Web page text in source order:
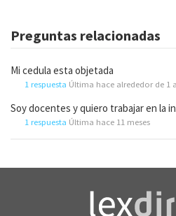
Preguntas relacionadas
Mi cedula esta objetada
1 respuesta Última hace alrededor de 1
Soy docentes y quiero trabajar en la
1 respuesta Última hace 11 meses